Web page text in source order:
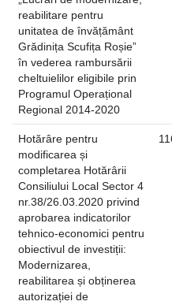
reabilitare pentru
unitatea de învățământ
Grădinița Scufița Roșie”
în vederea rambursării
cheltuielilor eligibile prin
Programul Operațional
Regional 2014-2020
Hotărâre pentru
modificarea și
completarea Hotărârii
Consiliului Local Sector 4
nr.38/26.03.2020 privind
aprobarea indicatorilor
tehnico-economici pentru
obiectivul de investiții:
Modernizarea,
reabilitarea și obținerea
autorizației de